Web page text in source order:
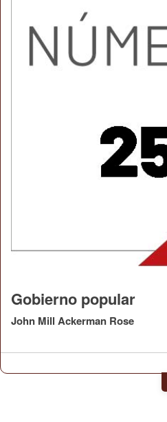
Gobierno popular
John Mill Ackerman Rose